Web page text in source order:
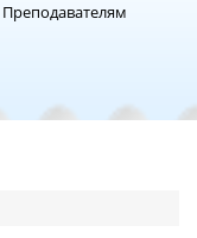
Преподавателям